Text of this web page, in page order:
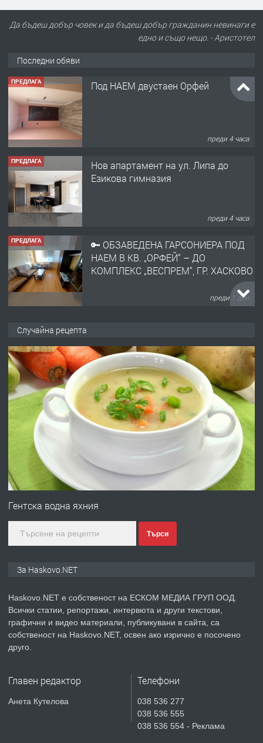
Да бъдеш добър човек и да бъдеш добър гражданин невинаги е
едно и също нещо. - Аристотел
Последни обяви
ПРЕДЛАГА Под НАЕМ двустаен Орфей
преди 4 часа
ПРЕДЛАГА
Нов апартамент на ул. Липа до
Езикова гимназия
преди 4 часа
ПРЕДЛАГА
🔑 ОБЗАВЕДЕНА ГАРСОНИЕРА ПОД
НАЕМ В КВ. „ОРФЕЙ“ – ДО
КОМПЛЕКС „ВЕСПРЕМ“, ГР. ХАСКОВО
преди 1 ден
АПАРТАМЕНТ В ЦЕНТЪРА НА ГР.
ХАСКОВО
преди 2 дни
ПРЕДЛАГА Давам гараж под наем
преди 2 дни
ПРЕДЛАГА
№4120 Магазин/Офис под наем в кв.
градската градина!
преди 3 дни
ПРЕДЛАГА
Продавам парцел в гр. Хасково кв.
СГЛОБЯВАНЕ НА МЕБЕЛИ.
Случайна рецепта
Гентска водна яхния
Търси
За Haskovo.NET
Haskovo.NET е собственост на ЕСКОМ МЕДИА ГРУП ООД.
Всички статии, репортажи, интервюта и други текстови,
графични и видео материали, публикувани в сайта, са
собственост на Haskovo.NET, освен ако изрично е посочено
друго.
Главен редактор
Анета Кутелова
Телефони
038 536 277
038 536 555
038 536 554 - Реклама